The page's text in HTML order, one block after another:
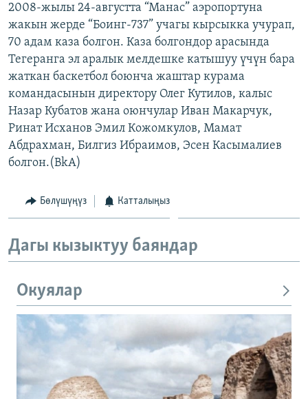
2008-жылы 24-августта “Манас” аэропортуна
жакын жерде “Боинг-737” учагы кырсыкка учурап,
70 адам каза болгон. Каза болгондор арасында
Тегеранга эл аралык мелдешке катышуу үчүн бара
жаткан баскетбол боюнча жаштар курама
командасынын директору Олег Кутилов, калыс
Назар Кубатов жана оюнчулар Иван Макарчук,
Ринат Исханов Эмил Кожомкулов, Мамат
Абдрахман, Билгиз Ибраимов, Эсен Касымалиев
болгон.(BkA)
Бөлүшүңүз Катталыңыз
Дагы кызыктуу баяндар
Окуялар